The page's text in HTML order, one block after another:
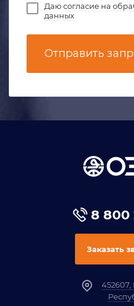
Даюсогласие на
данных
Отправить
8 800
Заказать
452607,